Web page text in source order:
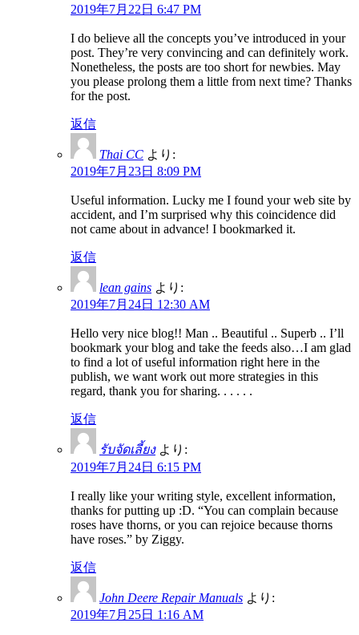
2019年7月22日 6:47 PM
I do believe all the concepts you’ve introduced in your
post. They’re very convincing and can definitely work.
Nonetheless, the posts are too short for newbies. May
you please prolong them a little from next time? Thanks
for the post.
返信
Thai CC より:
2019年7月23日 8:09 PM
Useful information. Lucky me I found your web site by
accident, and I’m surprised why this coincidence did
not came about in advance! I bookmarked it.
返信
lean gains より:
2019年7月24日 12:30 AM
Hello very nice blog!! Man .. Beautiful .. Superb .. I’ll
bookmark your blog and take the feeds also…I am glad
to find a lot of useful information right here in the
publish, we want work out more strategies in this
regard, thank you for sharing. . . . . .
返信
รับจัดเลี้ยง より:
2019年7月24日 6:15 PM
I really like your writing style, excellent information,
thanks for putting up :D. “You can complain because
roses have thorns, or you can rejoice because thorns
have roses.” by Ziggy.
返信
John Deere Repair Manuals より:
2019年7月25日 1:16 AM